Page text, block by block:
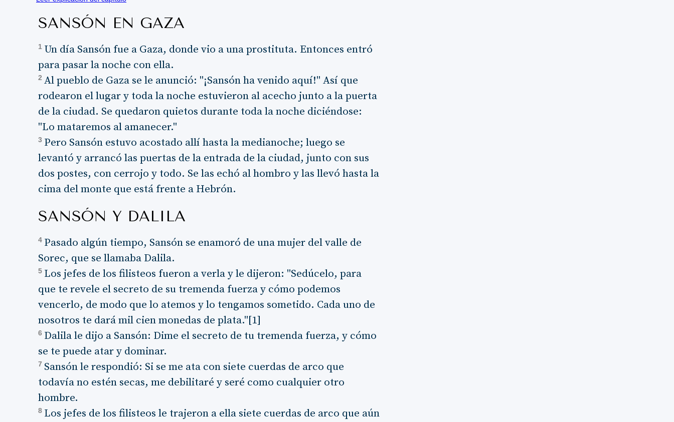
SANSÓN EN GAZA
1 Un día Sansón fue a Gaza, donde vio a una prostituta. Entonces entró
para pasar la noche con ella.
2 Al pueblo de Gaza se le anunció: "¡Sansón ha venido aquí!" Así que
rodearon el lugar y toda la noche estuvieron al acecho junto a la puerta
de la ciudad. Se quedaron quietos durante toda la noche diciéndose:
"Lo mataremos al amanecer."
3 Pero Sansón estuvo acostado allí hasta la medianoche; luego se
levantó y arrancó las puertas de la entrada de la ciudad, junto con sus
dos postes, con cerrojo y todo. Se las echó al hombro y las llevó hasta la
cima del monte que está frente a Hebrón.
SANSÓN Y DALILA
4 Pasado algún tiempo, Sansón se enamoró de una mujer del valle de
Sorec, que se llamaba Dalila.
5 Los jefes de los filisteos fueron a verla y le dijeron: "Sedúcelo, para
que te revele el secreto de su tremenda fuerza y cómo podemos
vencerlo, de modo que lo atemos y lo tengamos sometido. Cada uno de
nosotros te dará mil cien monedas de plata."[1]
6 Dalila le dijo a Sansón: Dime el secreto de tu tremenda fuerza, y cómo
se te puede atar y dominar.
7 Sansón le respondió: Si se me ata con siete cuerdas de arco que
todavía no estén secas, me debilitaré y seré como cualquier otro
hombre.
8 Los jefes de los filisteos le trajeron a ella siete cuerdas de arco que aún